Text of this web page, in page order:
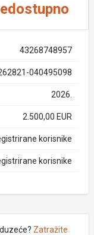
43268748957
040495098
2026.
2.500,00 EUR
korisnike
korisnike
Zatražite